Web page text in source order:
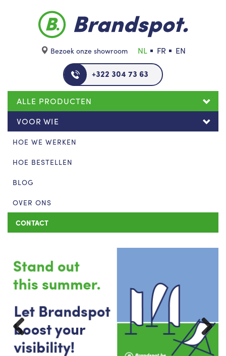
Bezoek onze showroom NL FR
EN
+322 304 73 63
ALLE PRODUCTEN
VOOR WIE
HOE WE WERKEN
HOE BESTELLEN
BLOG
OVER ONS
CONTACT
Previous Next